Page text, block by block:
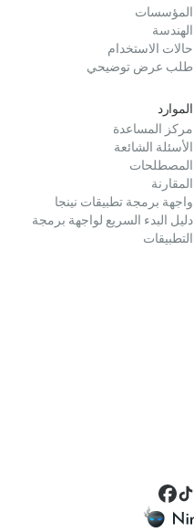
المؤسسات
الهندسة
حالات الاستخدام
طلب عرض توضيحي
الموارد
مركز المساعدة
الأسئلة الشائعة
المصطلحات
المقارنة
واجهة برمجة تطبيقات نينجا
دليل البدء السريع لواجهة برمجة
التطبيقات